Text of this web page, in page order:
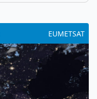
EUMETSAT